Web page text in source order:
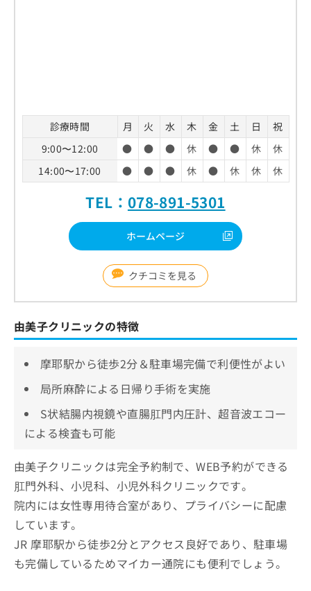
診療時間 月 火 水 木 金 土 日
祝
9:00〜12:00
● ● ● 休 ● ● 休
休
14:00〜17:00
● ● ● 休 ● 休 休 休
TEL： 078-891-5301
ホームページ
クチコミを見る
由美子クリニックの特徴
摩耶駅から徒歩2分＆駐車場完備で利便性がよい
局所麻酔による日帰り手術を実施
S状結腸内視鏡や直腸肛門内圧計、超音波エコー
による検査も可能
由美子クリニックは完全予約制で、WEB予約ができる
肛門外科、小児科、小児外科クリニックです。
院内には女性専用待合室があり、プライバシーに配慮
しています。
JR 摩耶駅から徒歩2分とアクセス良好であり、駐車場
も完備しているためマイカー通院にも便利でしょう。